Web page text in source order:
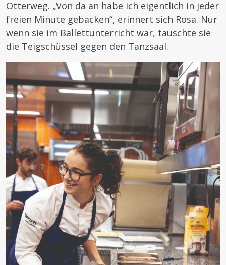
Otterweg. „Von da an habe ich eigentlich in jeder
freien Minute gebacken“, erinnert sich Rosa. Nur
wenn sie im Ballettunterricht war, tauschte sie
die Teigschüssel gegen den Tanzsaal.